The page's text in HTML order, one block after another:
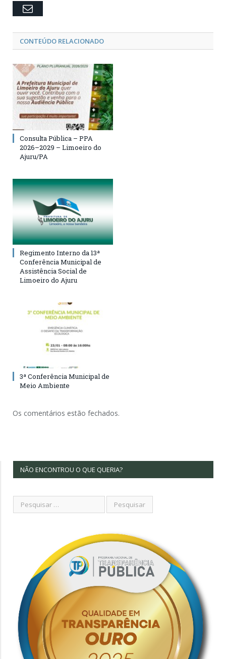
Email
CONTEÚDO RELACIONADO
Consulta Pública – PPA
2026–2029 – Limoeiro do
Ajuru/PA
Regimento Interno da 13ª
Conferência Municipal de
Assistência Social de
Limoeiro do Ajuru
3ª Conferência Municipal de
Meio Ambiente
Os comentários estão fechados.
NÃO ENCONTROU O QUE QUERIA?